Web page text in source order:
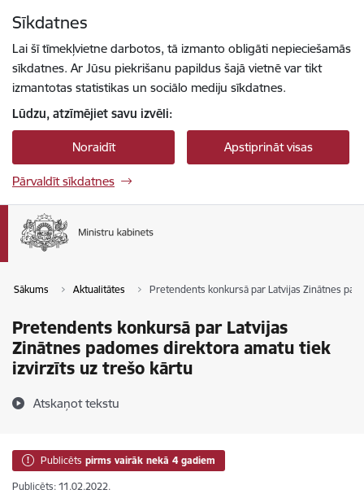
Sīkdatnes
Lai šī tīmekļvietne darbotos, tā izmanto obligāti nepieciešamās
sīkdatnes. Ar Jūsu piekrišanu papildus šajā vietnē var tikt
izmantotas statistikas un sociālo mediju sīkdatnes.
Lūdzu, atzīmējiet savu izvēli:
Noraidīt Apstiprināt visas
Pārvaldīt sīkdatnes
Sākums Aktualitātes Pretendents konkursā par Latvijas Zinātnes
Pretendents konkursā par Latvijas
Zinātnes padomes direktora amatu tiek
izvirzīts uz trešo kārtu
Atskaņot tekstu
Publicēts pirms vairāk nekā 4 gadiem
Publicēts: 11.02.2022.